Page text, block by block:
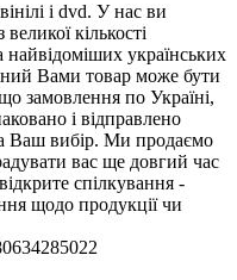
і dvd. У нас ви
кількості
найвідоміших українських
Вами товар може бути
замовлення по Україні,
і відправлено
вибір. Ми продаємо
вас ще довгий час
спілкування -
щодо продукції чи